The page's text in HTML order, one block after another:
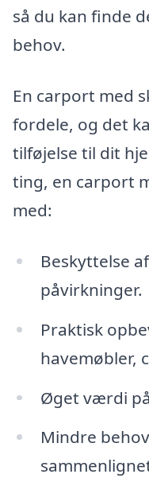
så du kan finde
behov.
En carport med
fordele, og det
tilføjelse til dit
ting, en carport
med:
Beskyttelse
påvirkninger.
Praktisk
havemøbler,
Øget værdi
Mindre